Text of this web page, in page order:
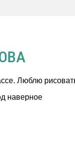
Люблю
наверное